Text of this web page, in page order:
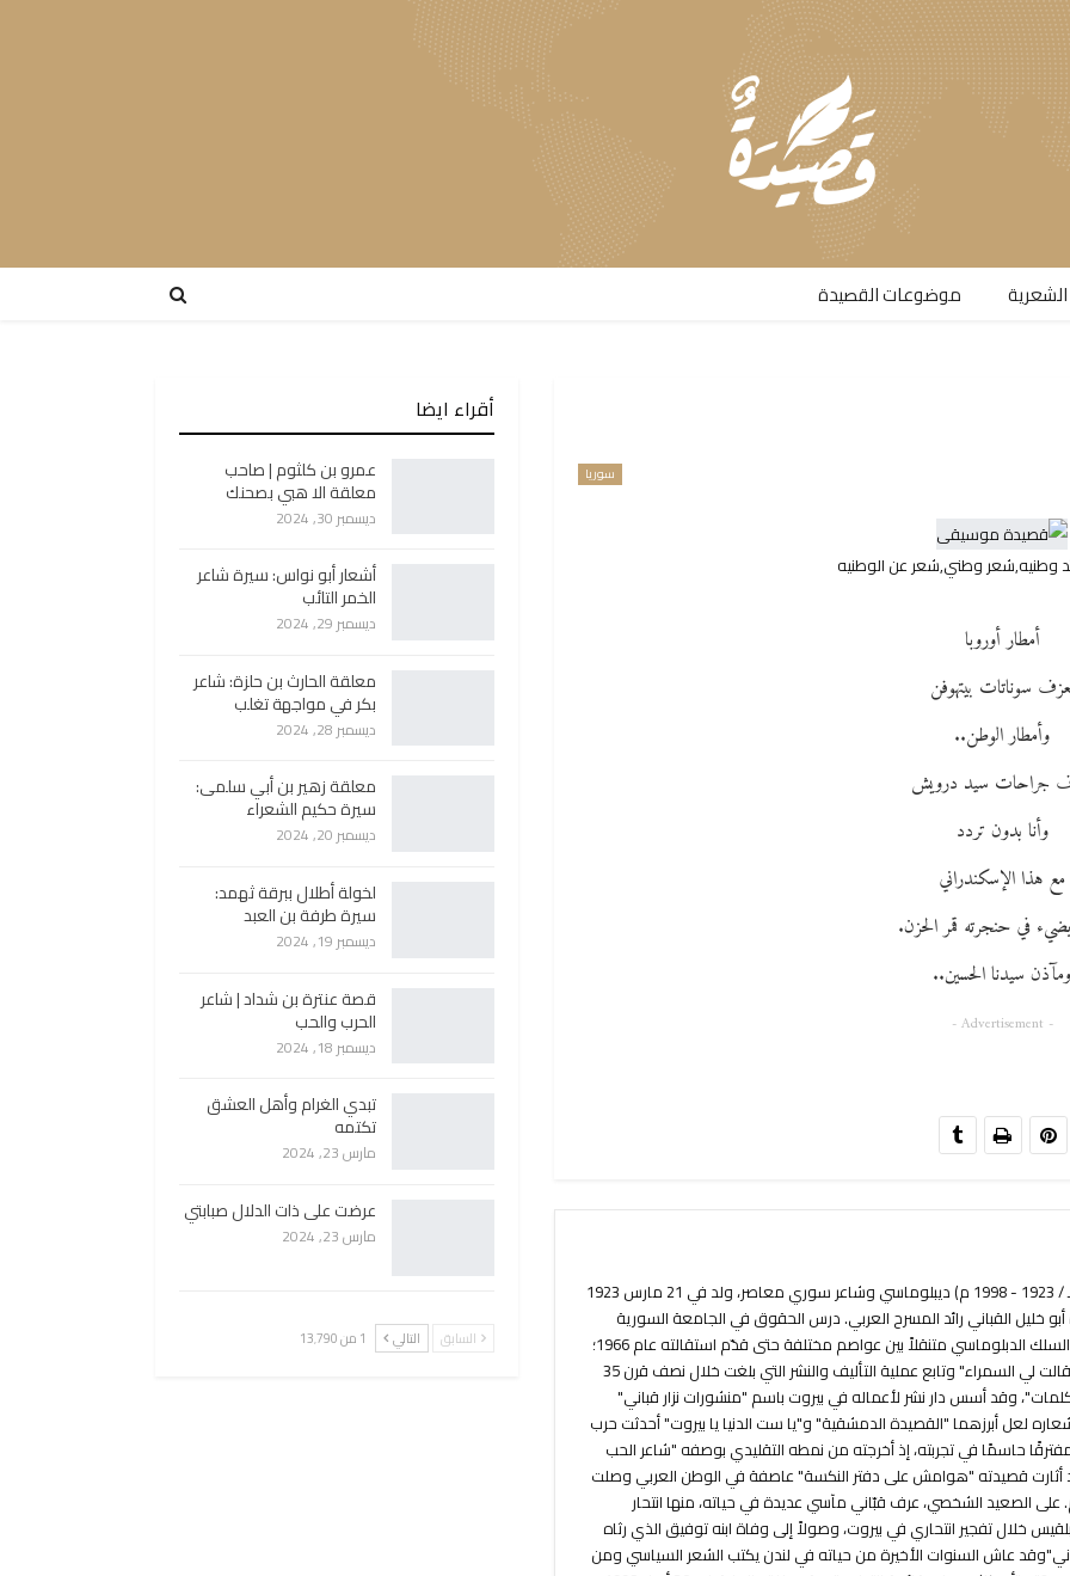
موضوعات القصيدة​
سوريا
وطني,شعر عن الوطنيه
أمطار أوروبا
سوناتات بيتهوفن
وأمطار الوطن..
جراحات سيد درويش
وأنا بدون تردد
مع هذا الإسكندراني
في حنجرته قمر الحزن.
ومآذن سيدنا الحسين..
- Advertisement -
نزار بن توفيق القباني (1342 - 1419 هـ / 1923 - 1998 م) ديبلوماسي وشاعر سوري معاصر، ولد في 21 مارس 1923
خليل القباني رائد المسرح العربي. درس الحقوق في الجامعة السورية
وفور تخرجه منها عام 1945 انخرط في السلك الدبلوماسي متنقلاً بين عواصم مختلفة حتى قدّم استقالته عام 1966؛
أصدر أولى دواوينه عام 1944 بعنوان "قالت لي السمراء" وتابع عملية التأليف والنشر التي بلغت خلال نصف قرن 35
وقد أسس دار نشر لأعماله في بيروت باسم "منشورات نزار قباني"
لعل أبرزهما "القصيدة الدمشقية" و"يا ست الدنيا يا بيروت" أحدثت حرب
مفترقًا حاسمًا في تجربته، إذ أخرجته من نمطه التقليدي بوصفه "شاعر الحب
أثارت قصيدته "هوامش على دفتر النكسة" عاصفة في الوطن العربي وصلت
الصعيد الشخصي، عرف قبّاني مآسي عديدة في حياته، منها انتحار
خلال تفجير انتحاري في بيروت، وصولاً إلى وفاة ابنه توفيق الذي رثاه
عاش السنوات الأخيرة من حياته في لندن يكتب الشعر السياسي ومن
أقراء ايضا
عمرو بن كلثوم | صاحب
معلقة الا هبي بصحنك
ديسمبر 30, 2024
أشعار أبو نواس: سيرة شاعر
الخمر التائب
ديسمبر 29, 2024
معلقة الحارث بن حلزة: شاعر
بكر في مواجهة تغلب
ديسمبر 28, 2024
معلقة زهير بن أبي سلمى:
سيرة حكيم الشعراء
ديسمبر 20, 2024
لخولة أطلال ببرقة ثهمد:
سيرة طرفة بن العبد
ديسمبر 19, 2024
قصة عنترة بن شداد | شاعر
الحرب والحب
ديسمبر 18, 2024
تبدي الغرام وأهل العشق
تكتمه
مارس 23, 2024
عرضت على ذات الدلال صبابتي
مارس 23, 2024
السابق التالي 1 من 13٬790